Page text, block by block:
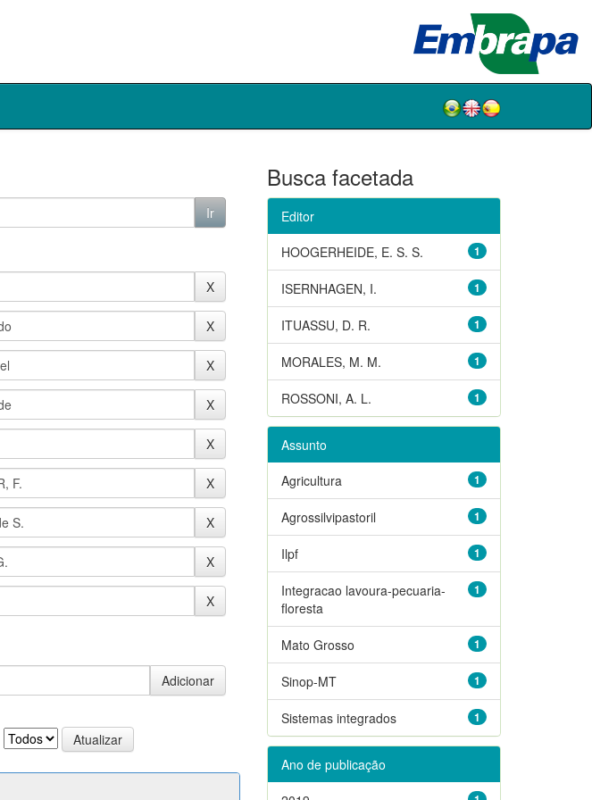
Busca facetada
Editor
1
HOOGERHEIDE, E. S. S.
1
ISERNHAGEN, I.
1
ITUASSU, D. R.
1
MORALES, M. M.
1
ROSSONI, A. L.
Assunto
1
Agricultura
1
Agrossilvipastoril
1
Ilpf
1
Integracao lavoura-pecuaria-
floresta
1
Mato Grosso
1
Sinop-MT
1
Sistemas integrados
Ano de publicação